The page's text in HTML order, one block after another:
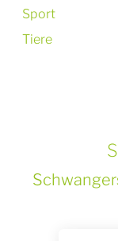
Sport
Tiere